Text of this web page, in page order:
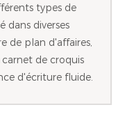
types de
dans diverses
de plan d'affaires,
de croquis
d'écriture fluide.